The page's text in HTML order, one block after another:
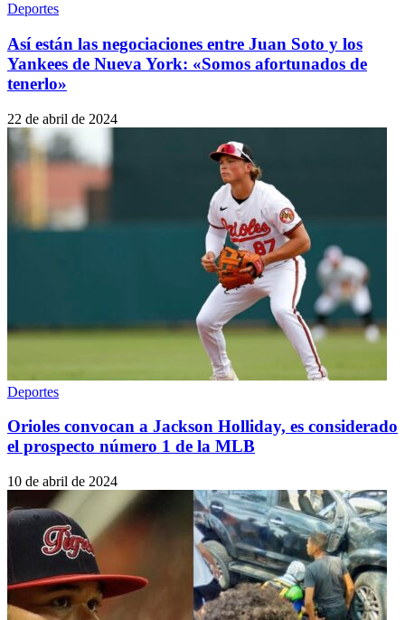
Deportes
Así están las negociaciones entre Juan Soto y los
Yankees de Nueva York: «Somos afortunados de
tenerlo»
22 de abril de 2024
Deportes
Orioles convocan a Jackson Holliday, es considerado
el prospecto número 1 de la MLB
10 de abril de 2024